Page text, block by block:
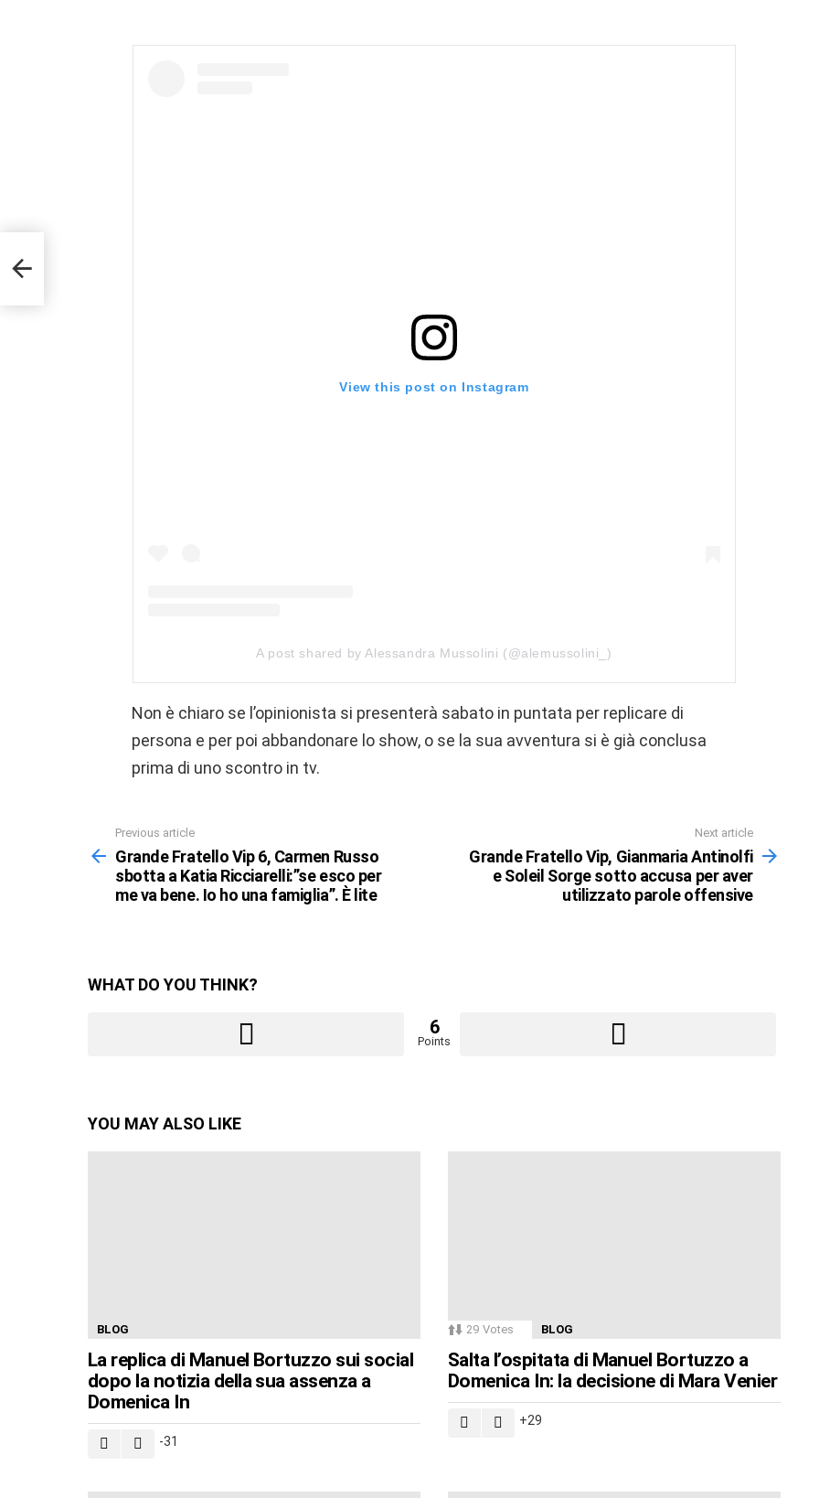
View this post on Instagram
A post shared by Alessandra Mussolini (@alemussolini_)
Non è chiaro se l’opinionista si presenterà sabato in puntata per replicare di
persona e per poi abbandonare lo show, o se la sua avventura si è già conclusa
prima di uno scontro in tv.
more
Previous article
Grande Fratello Vip 6, Carmen Russo
sbotta a Katia Ricciarelli:”se esco per
me va bene. Io ho una famiglia”. È lite
Next article
Grande Fratello Vip, Gianmaria Antinolfi
e Soleil Sorge sotto accusa per aver
utilizzato parole offensive
WHAT DO YOU THINK?
6
Points
YOU MAY ALSO LIKE
BLOG
La replica di Manuel Bortuzzo sui social
dopo la notizia della sua assenza a
Domenica In
-31
29 Votes BLOG
Salta l’ospitata di Manuel Bortuzzo a
Domenica In: la decisione di Mara Venier
29